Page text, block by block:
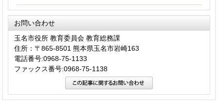
お問い合わせ
玉名市役所 教育委員会 教育総務課
住所：〒865-8501 熊本県玉名市岩崎163
電話番号:0968-75-1133
ファックス番号:0968-75-1138